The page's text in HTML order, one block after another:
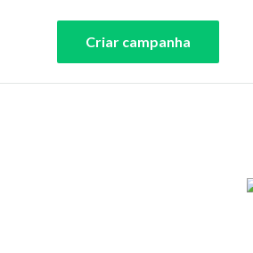
Criar campanha